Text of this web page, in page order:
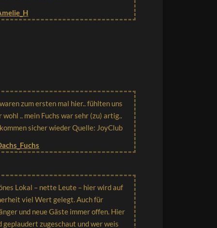
zum ersten mal hier.. fühlten uns
wohl .. mein Fuchs war sehr (zu) artig..
sicher wieder Quelle: JoyClub
Lokal – nette Leute – hier wird auf
viel Wert gelegt. Auch für
und neue Gäste immer offen. Hier
geplaudert zugeschaut und wer weis